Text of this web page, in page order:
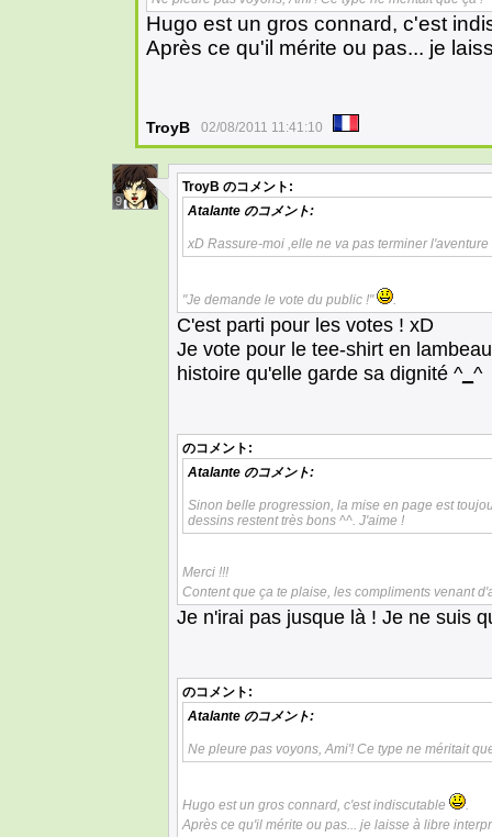
Hugo est un gros connard, c'est
Après ce qu'il mérite ou pas... je
TroyB 02/08/2011 11:41:10
9
TroyB のコメント:
Atalante のコメント:
xD Rassure-moi ,elle ne va pas terminer
"Je demande le vote du public !" .
C'est parti pour les votes ! xD
Je vote pour le tee-shirt en
histoire qu'elle garde sa dignité ^_ ^
のコメント:
Atalante のコメント:
Sinon belle progression, la mise en page est
dessins restent très bons ^^. J'aime !
Merci !!!
Content que ça te plaise, les compliments venant
Je n'irai pas jusque là ! Je ne suis
のコメント:
Atalante のコメント:
Ne pleure pas voyons, Ami'! Ce type ne méritait
Hugo est un gros connard, c'est indiscutable
.
Après ce qu'il mérite ou pas... je laisse à libre